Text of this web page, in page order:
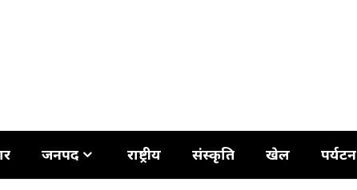
जनपद राष्ट्रीय संस्कृति खेल पर्यटन